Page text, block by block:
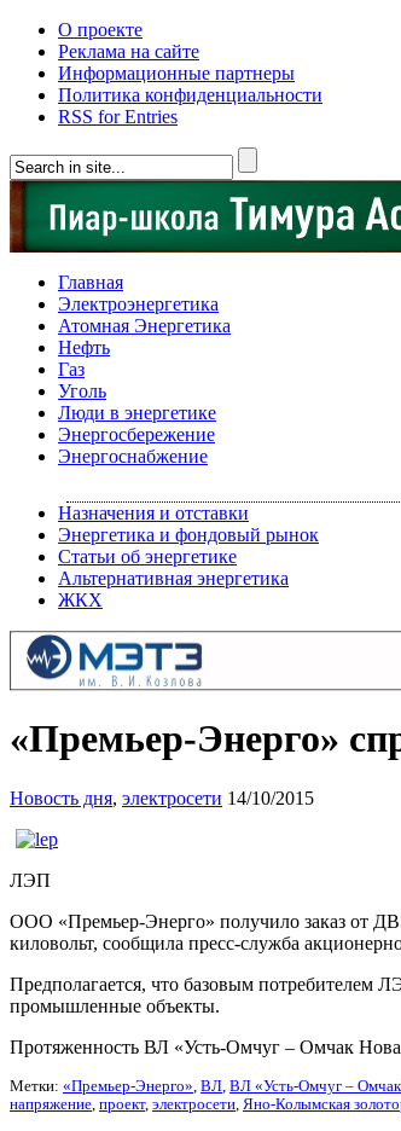
О проекте
Реклама на сайте
Информационные партнеры
Политика конфиденциальности
RSS for Entries
Главная
Электроэнергетика
Атомная Энергетика
Нефть
Газ
Уголь
Люди в энергетике
Энергосбережение
Энергоснабжение
Назначения и отставки
Энергетика и фондовый рынок
Статьи об энергетике
Альтернативная энергетика
ЖКХ
«Премьер-Энерго»
Новость дня, электросети 14/10/2015
ЛЭП
ООО «Премьер-Энерго» получило заказ от
киловольт, сообщила пресс-служба
Предполагается, что базовым потребителем
промышленные объекты.
Протяженность ВЛ «Усть-Омчуг – Омчак
Метки: «Премьер-Энерго», ВЛ, ВЛ «Усть-Омчуг –
напряжение, проект, электросети, Яно-Колымская